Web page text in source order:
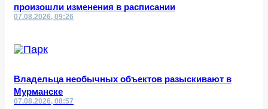
произошли изменения в расписании
07.08.2026, 09:26
Владельца необычных объектов разыскивают в
Мурманске
07.08.2026, 08:57